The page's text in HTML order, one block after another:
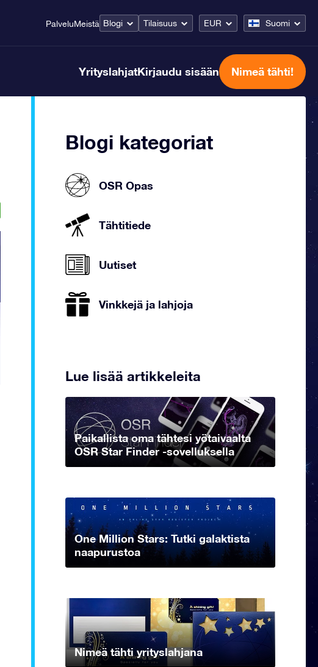
PalveluMeistä Blogi Tilaisuus EUR Suomi
YrityslahjatKirjaudu sisään Nimeä tähti!
Blogi kategoriat
OSR Opas
Tähtitiede
Uutiset
Vinkkejä ja lahjoja
Lue lisää artikkeleita
Paikallista oma tähtesi yötaivaalta
OSR Star Finder -sovelluksella
One Million Stars: Tutki galaktista
naapurustoa
Nimeä tähti yrityslahjana